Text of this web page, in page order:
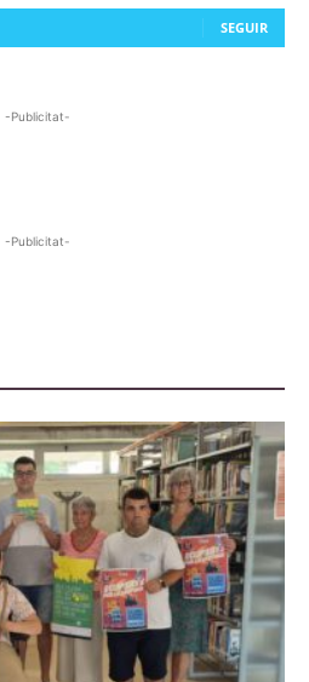
SEGUIR
-Publicitat-
-Publicitat-